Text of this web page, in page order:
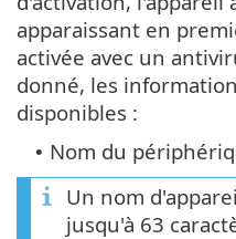
apparaissant en
activée avec un
donné, les
disponibles :
• Nom du
Un nom
jusqu'à 63